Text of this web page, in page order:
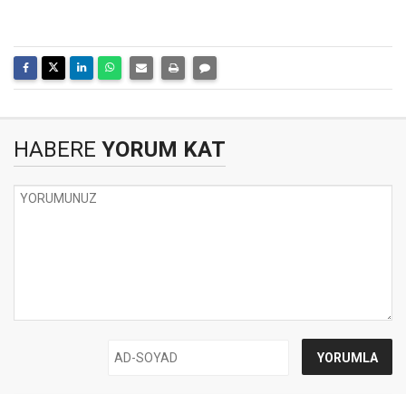
HABERE YORUM KAT